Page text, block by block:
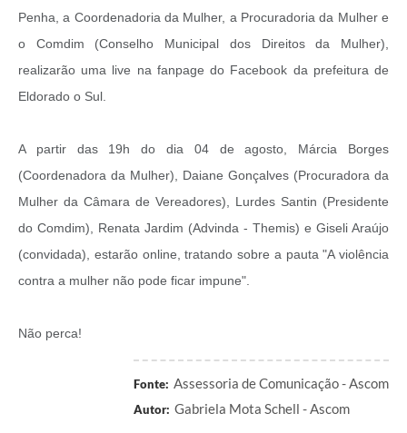
Penha, a Coordenadoria da Mulher, a Procuradoria da Mulher e
o Comdim (Conselho Municipal dos Direitos da Mulher),
realizarão uma live na fanpage do Facebook da prefeitura de
Eldorado o Sul.
A partir das 19h do dia 04 de agosto, Márcia Borges
(Coordenadora da Mulher), Daiane Gonçalves (Procuradora da
Mulher da Câmara de Vereadores), Lurdes Santin (Presidente
do Comdim), Renata Jardim (Advinda - Themis) e Giseli Araújo
(convidada), estarão online, tratando sobre a pauta "A violência
contra a mulher não pode ficar impune".
Não perca!
Fonte: Assessoria de Comunicação - Ascom
Autor: Gabriela Mota Schell - Ascom